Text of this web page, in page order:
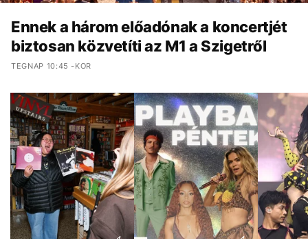
Ennek a három előadónak a koncertjét
biztosan közvetíti az M1 a Szigetről
TEGNAP 10:45 -KOR